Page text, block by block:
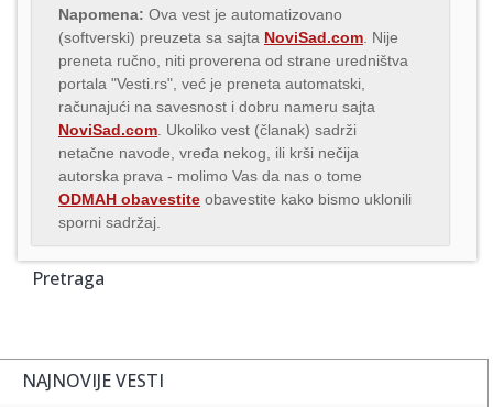
Napomena: Ova vest je automatizovano
(softverski) preuzeta sa sajta NoviSad.com . Nije
preneta ručno, niti proverena od strane uredništva
portala "Vesti.rs", već je preneta automatski,
računajući na savesnost i dobru nameru sajta
NoviSad.com . Ukoliko vest (članak) sadrži
netačne navode, vređa nekog, ili krši nečija
autorska prava - molimo Vas da nas o tome
ODMAH obavestite obavestite kako bismo uklonili
sporni sadržaj.
Pretraga
NAJNOVIJE VESTI